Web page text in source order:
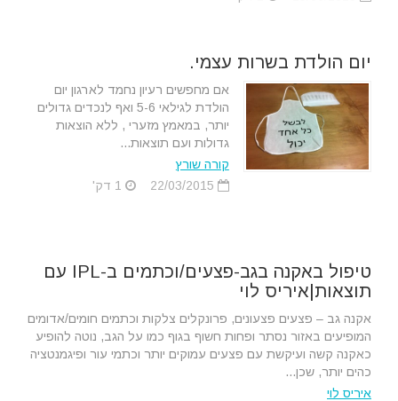
יום הולדת בשרות עצמי.
אם מחפשים רעיון נחמד לארגון יום
הולדת לגילאי 5-6 ואף לנכדים גדולים
יותר, במאמץ מזערי , ללא הוצאות
גדולות ועם תוצאות...
קורה שורץ
טיפול באקנה בגב-פצעים/וכתמים ב-IPL עם
תוצאות|איריס לוי
אקנה גב – פצעים פצעונים, פרונקלים צלקות וכתמים חומים/אדומים
המופיעים באזור נסתר ופחות חשוף בגוף כמו על הגב, נוטה להופיע
כאקנה קשה ועיקשת עם פצעים עמוקים יותר וכתמי עור ופיגמנטציה
כהים יותר, שכן...
איריס לוי